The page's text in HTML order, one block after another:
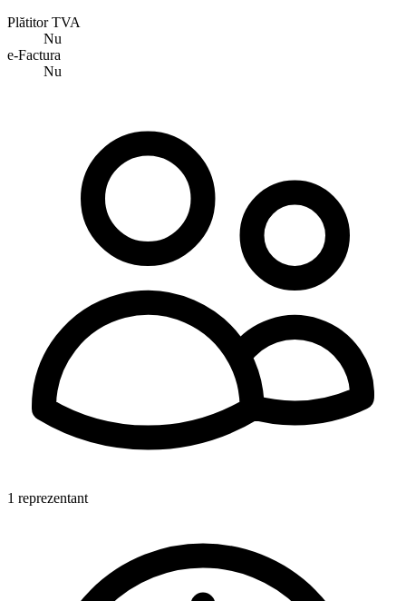
Plătitor TVA
Nu
e-Factura
Nu
1 reprezentant